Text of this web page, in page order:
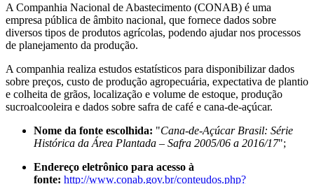
A Companhia Nacional de Abastecimento (CONAB) é uma
empresa pública de âmbito nacional, que fornece dados sobre
diversos tipos de produtos agrícolas, podendo ajudar nos processos
de planejamento da produção.
A companhia realiza estudos estatísticos para disponibilizar dados
sobre preços, custo de produção agropecuária, expectativa de plantio
e colheita de grãos, localização e volume de estoque, produção
sucroalcooleira e dados sobre safra de café e cana-de-açúcar.
Nome da fonte escolhida: "Cana-de-Açúcar Brasil: Série
Histórica da Área Plantada – Safra 2005/06 a 2016/17";
Endereço eletrônico para acesso à
fonte: http://www.conab.gov.br/conteudos.php?